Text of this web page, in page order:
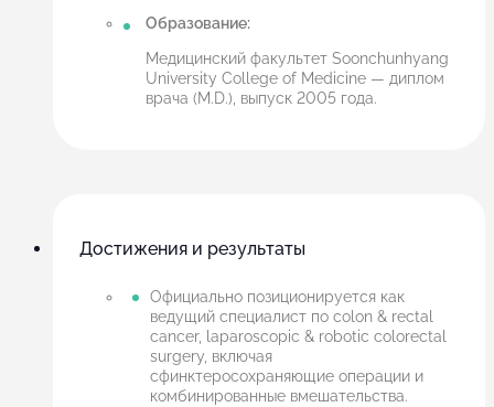
Образование:
Медицинский факультет Soonchunhyang
University College of Medicine — диплом
врача (M.D.), выпуск 2005 года.
Достижения и результаты
Официально позиционируется как
ведущий специалист по colon & rectal
cancer, laparoscopic & robotic colorectal
surgery, включая
сфинктеросохраняющие операции и
комбинированные вмешательства.